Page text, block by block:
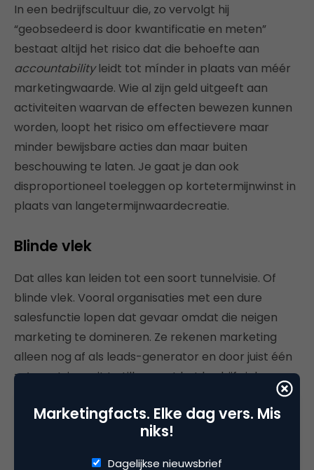
In een bedrijfscultuur die, zo vervolgt hij
“geobsedeerd is door kwantificatie en meten”
bestaat altijd het risico dat die behoefte aan
accountabilityleidt tot mínder in plaats van méér
marketingwaarde. Wie al zijn geld uitgeeft aan
activiteiten waarvan de effecten bewezen kunnen
worden, loopt het risico om effectievere maar
minder bewijsbare acties dan maar buiten
beschouwing te laten. Je gaat je dan ook
disproportioneel toeleggen op kortetermijnwinst in
plaats van langetermijnwaardecreatie.
Blinde vlek
Dat alles kan leiden tot een soort tunnelvisie. Of
blinde vlek. Vooral organisaties met een dure
salesfunctie lopen dat gevaar omdat die neigen
marketing te domineren. Ze rekenen marketing
alleen nog af als leads-generator en door juist één
zo’n metric eruit te tillen gaat het bedrijf zich
veelbesprokenvoorbeeld daarvan is het NPS-
. Wat je vervolgens mist zijn alle logische
maar onmeetbare onderdelen van marketing,
Marketingfacts. Elke dag vers. Mis
niks!
Dagelijkse nieuwsbrief